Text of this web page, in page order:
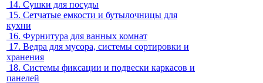
14. Сушки для посуды
15. Сетчатые емкости и бутылочницы для
кухни
16. Фурнитура для ванных комнат
17. Ведра для мусора, системы сортировки и
хранения
18. Системы фиксации и подвески каркасов и
панелей